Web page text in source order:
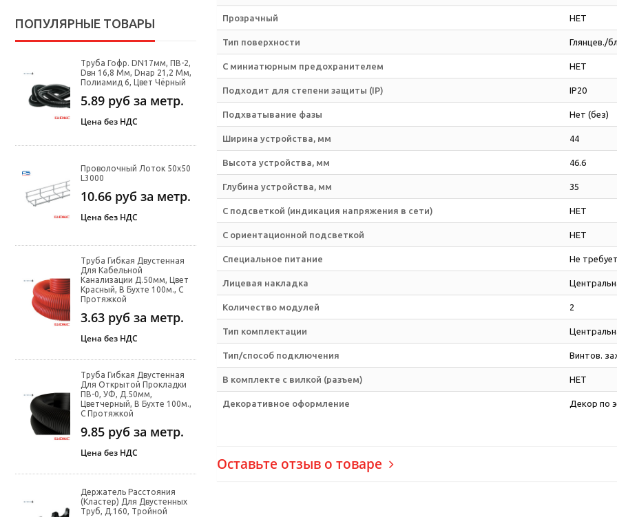
ПОПУЛЯРНЫЕ ТОВАРЫ
Труба Гофр. DN17мм, ПВ-2,
Dвн 16,8 Мм, Dнар 21,2 Мм,
Полиамид 6, Цвет Чёрный
5.89 руб за метр.
Цена без НДС
Проволочный Лоток 50х50
L3000
10.66 руб за метр.
Цена без НДС
Труба Гибкая Двустенная
Для Кабельной
Канализации Д.50мм, Цвет
Красный, В Бухте 100м., С
Протяжкой
3.63 руб за метр.
Цена без НДС
Труба Гибкая Двустенная
Для Открытой Прокладки
ПВ-0, УФ, Д.50мм,
Цветчерный, В Бухте 100м.,
С Протяжкой
9.85 руб за метр.
Цена без НДС
Держатель Расстояния
(кластер) Для Двустенных
Труб, Д.160, Тройной
Прозрачный НЕТ
Тип поверхности Глянцев./
С миниатюрным предохранителем НЕТ
Подходит для степени защиты (IP) IP20
Подхватывание фазы Нет (без)
Ширина устройства, мм 44
Высота устройства, мм 46.6
Глубина устройства, мм 35
С подсветкой (индикация напряжения в сети) НЕТ
С ориентационной подсветкой НЕТ
Специальное питание Не
Лицевая накладка
Количество модулей 2
Тип комплектации
Тип/способ подключения Винтов.
В комплекте с вилкой (разъем) НЕТ
Декоративное оформление Декор по
Оставьте отзыв о товаре